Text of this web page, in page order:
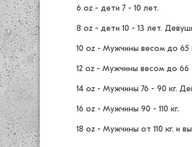
6 oz - дети 7 - 10 лет.
8 oz - дети 10 - 13 лет.
10 oz - Мужчины весом до 65
12 oz - Мужчины весом до 66
14 oz - Мужчины 76 - 90 кг.
16 oz - Мужчины 90 - 110 кг.
18 oz - Мужчины от 110 кг. и